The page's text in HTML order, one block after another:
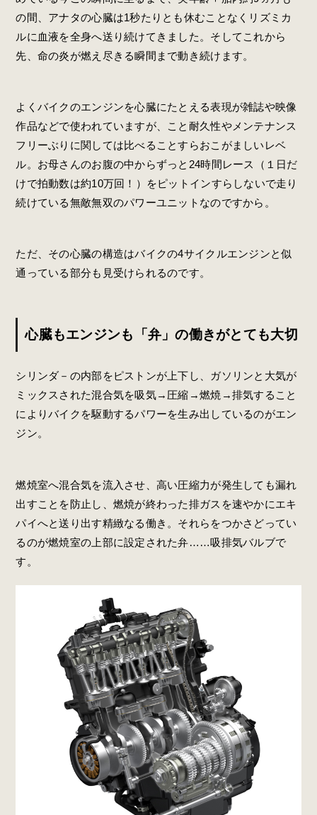
の間、アナタの心臓は1秒たりとも休むことなくリズミカ
ルに血液を全身へ送り続けてきました。そしてこれから
先、命の炎が燃え尽きる瞬間まで動き続けます。
よくバイクのエンジンを心臓にたとえる表現が雑誌や映像
作品などで使われていますが、こと耐久性やメンテナンス
フリーぶりに関しては比べることすらおこがましいレベ
ル。お母さんのお腹の中からずっと24時間レース（１日だ
けで拍動数は約10万回！）をピットインすらしないで走り
続けている無敵無双のパワーユニットなのですから。
ただ、その心臓の構造はバイクの4サイクルエンジンと似
通っている部分も見受けられるのです。
心臓もエンジンも「弁」の働きがとても大切
シリンダ－の内部をピストンが上下し、ガソリンと大気が
ミックスされた混合気を吸気→圧縮→燃焼→排気すること
によりバイクを駆動するパワーを生み出しているのがエン
ジン。
燃焼室へ混合気を流入させ、高い圧縮力が発生しても漏れ
出すことを防止し、燃焼が終わった排ガスを速やかにエキ
パイへと送り出す精緻なる働き。それらをつかさどってい
るのが燃焼室の上部に設定された弁……吸排気バルブで
す。